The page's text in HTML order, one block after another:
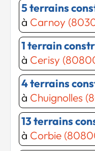
5 terrains
à Carnoy
1 terrain
à Cerisy
4 terrains
à Chuignolles
13 terrains
à Corbie